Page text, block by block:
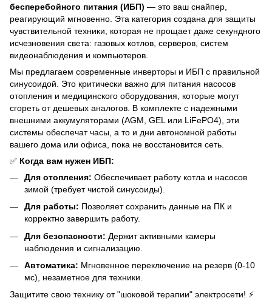
бесперебойного питания (ИБП) — это ваш снайпер,
реагирующий мгновенно. Эта категория создана для защиты
чувствительной техники, которая не прощает даже секундного
исчезновения света: газовых котлов, серверов, систем
видеонаблюдения и компьютеров.
Мы предлагаем современные инверторы и ИБП с правильной
синусоидой. Это критически важно для питания насосов
отопления и медицинского оборудования, которые могут
сгореть от дешевых аналогов. В комплекте с надежными
внешними аккумуляторами (AGM, GEL или LiFePO4), эти
системы обеспечат часы, а то и дни автономной работы
вашего дома или офиса, пока не восстановится сеть.
✅ Когда вам нужен ИБП:
Для отопления: Обеспечивает работу котла и насосов
зимой (требует чистой синусоиды).
Для работы: Позволяет сохранить данные на ПК и
корректно завершить работу.
Для безопасности: Держит активными камеры
наблюдения и сигнализацию.
Автоматика: Мгновенное переключение на резерв (0-10
мс), незаметное для техники.
Защитите свою технику от "шоковой терапии" электросети! ⚡